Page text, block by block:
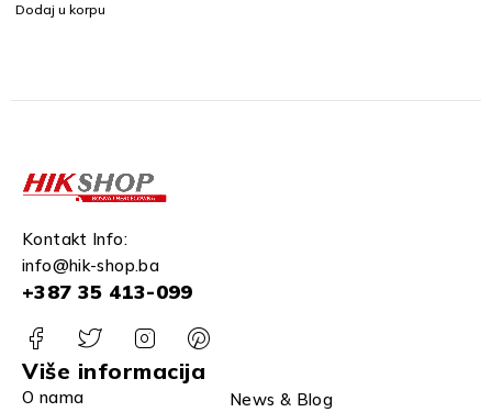
Dodaj u korpu
Kontakt Info:
info@hik-shop.ba
+387 35 413-099
Više informacija
O nama
News & Blog